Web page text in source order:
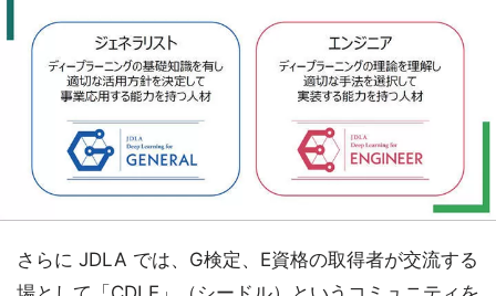
さらに JDLA では、G検定、E資格の取得者が交流する